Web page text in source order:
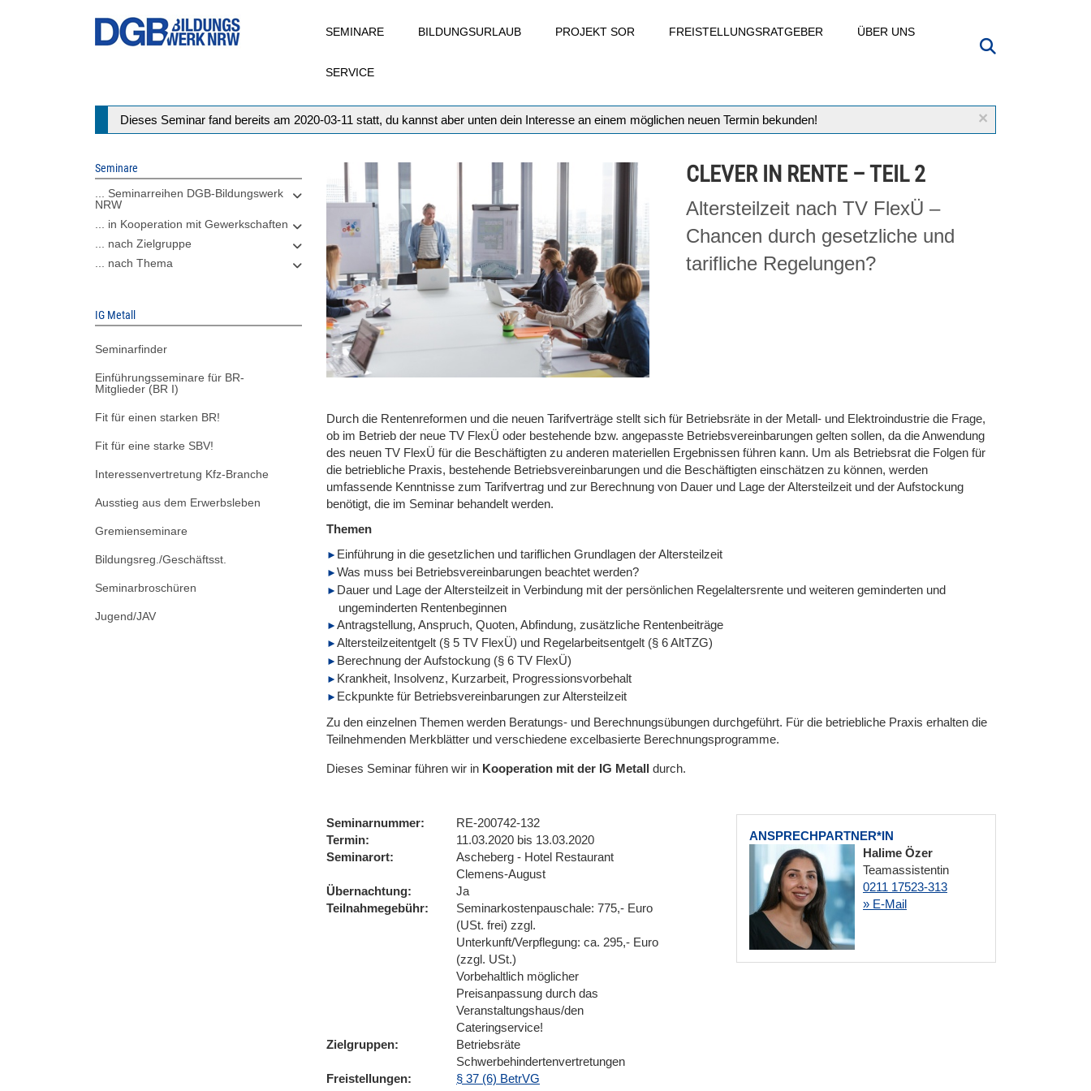
SEMINARE BILDUNGSURLAUB PROJEKT SOR FREISTELLUNGSRATGEBER ÜBER UNS
SERVICE
×
Statusmeldung
Dieses Seminar fand bereits am 2020-03-11 statt, du kannst aber unten dein Interesse an einem möglichen neuen Termin bekunden!
Seminare
... Seminarreihen DGB-Bildungswerk
NRW
... in Kooperation mit Gewerkschaften
... nach Zielgruppe
... nach Thema
IG Metall
Seminarfinder
Einführungsseminare für BR-
Mitglieder (BR I)
Fit für einen starken BR!
Fit für eine starke SBV!
Interessenvertretung Kfz-Branche
Ausstieg aus dem Erwerbsleben
Gremienseminare
Bildungsreg./Geschäftsst.
Seminarbroschüren
Jugend/JAV
CLEVER IN RENTE – TEIL 2
Altersteilzeit nach TV FlexÜ –
Chancen durch gesetzliche und
tarifliche Regelungen?
Durch die Rentenreformen und die neuen Tarifverträge stellt sich für Betriebsräte in der Metall- und Elektroindustrie die Frage,
ob im Betrieb der neue TV FlexÜ oder bestehende bzw. angepasste Betriebsvereinbarungen gelten sollen, da die Anwendung
des neuen TV FlexÜ für die Beschäftigten zu anderen materiellen Ergebnissen führen kann. Um als Betriebsrat die Folgen für
die betriebliche Praxis, bestehende Betriebsvereinbarungen und die Beschäftigten einschätzen zu können, werden
umfassende Kenntnisse zum Tarifvertrag und zur Berechnung von Dauer und Lage der Altersteilzeit und der Aufstockung
benötigt, die im Seminar behandelt werden.
Themen
Einführung in die gesetzlichen und tariflichen Grundlagen der Altersteilzeit
Was muss bei Betriebsvereinbarungen beachtet werden?
Dauer und Lage der Altersteilzeit in Verbindung mit der persönlichen Regelaltersrente und weiteren geminderten und
ungeminderten Rentenbeginnen
Antragstellung, Anspruch, Quoten, Abfindung, zusätzliche Rentenbeiträge
Altersteilzeitentgelt (§ 5 TV FlexÜ) und Regelarbeitsentgelt (§ 6 AltTZG)
Berechnung der Aufstockung (§ 6 TV FlexÜ)
Krankheit, Insolvenz, Kurzarbeit, Progressionsvorbehalt
Eckpunkte für Betriebsvereinbarungen zur Altersteilzeit
Zu den einzelnen Themen werden Beratungs- und Berechnungsübungen durchgeführt. Für die betriebliche Praxis erhalten die
Teilnehmenden Merkblätter und verschiedene excelbasierte Berechnungsprogramme.
Dieses Seminar führen wir in Kooperation mit der IG Metall durch.
ANSPRECHPARTNER*IN
Halime Özer
Teamassistentin
0211 17523-313
» E-Mail
Seminarnummer
RE-200742-132
Termin
11.03.2020 bis 13.03.2020
Seminarort
Ascheberg - Hotel Restaurant
Clemens-August
Übernachtung
Ja
Teilnahmegebühr
Seminarkostenpauschale: 775,- Euro
(USt. frei) zzgl.
Unterkunft/Verpflegung: ca. 295,- Euro
(zzgl. USt.)
Vorbehaltlich möglicher
Preisanpassung durch das
Veranstaltungshaus/den
Cateringservice!
Zielgruppen
Betriebsräte
Schwerbehindertenvertretungen
Freistellungen
§ 37 (6) BetrVG